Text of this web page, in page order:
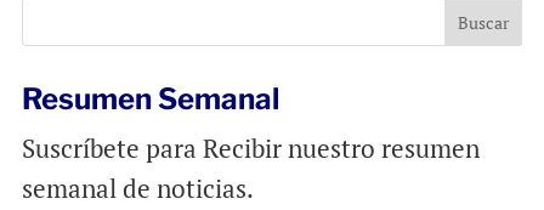
k
p
Resumen Semanal
Suscríbete para Recibir nuestro resumen
semanal de noticias.